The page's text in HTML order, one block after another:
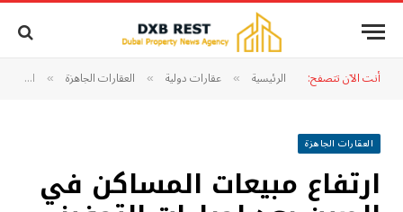
أنت الآن تتصفح: الرئيسية » عقارات دولية » العقارات الجاهزة » ارتفاع مبيعات المساكن في الصين بعد إجراءات التحفيز
العقارات الجاهزة
ارتفاع مبيعات المساكن في